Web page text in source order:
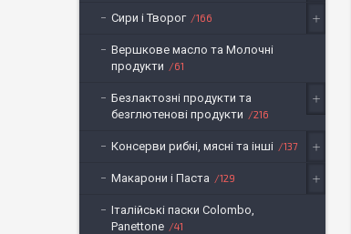
Сири і Творог 166
Вершкове масло та Молочні
продукти
61
Безлактозні продукти та
безглютенові продукти
216
Консерви рибні, мясні та інші 137
Макарони і Паста 129
Італійські паски Colombo,
Panettone
41